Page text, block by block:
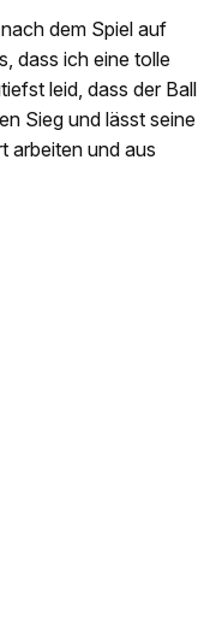
dem Spiel auf
dass ich eine tolle
leid, dass der Ball
Sieg und lässt seine
arbeiten und aus